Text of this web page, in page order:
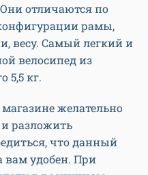
отличаются по
рамы,
весу. Самый легкий и
велосипед из
5,5 кг.
желательно
разложить
что данный
вам удобен. При